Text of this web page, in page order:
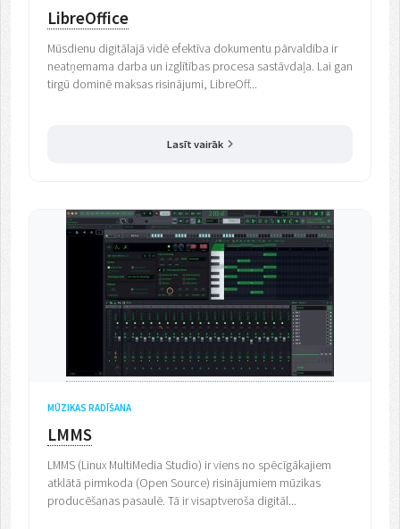
LibreOffice
Mūsdienu digitālajā vidē efektīva dokumentu pārvaldība ir
neatņemama darba un izglītības procesa sastāvdaļa. Lai gan
tirgū dominē maksas risinājumi, LibreOff...
Lasīt vairāk
MŪZIKAS RADĪŠANA
LMMS
LMMS (Linux MultiMedia Studio) ir viens no spēcīgākajiem
atklātā pirmkoda (Open Source) risinājumiem mūzikas
producēšanas pasaulē. Tā ir visaptveroša digitāl...